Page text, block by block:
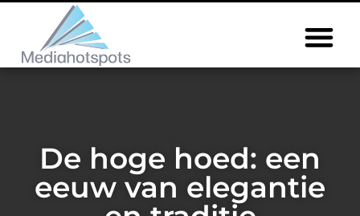
De hoge hoed: een
eeuw van elegantie